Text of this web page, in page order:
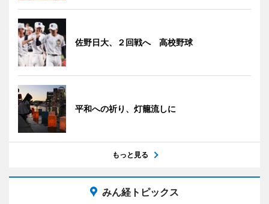
佐野日大、２回戦へ 高校野球
平和への祈り、灯籠流しに
もっと見る
みん経トピックス